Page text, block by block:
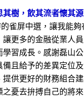
其樹，飲其流者懷其源
屏中選，讓我能夠
讓更多的金融從業人
學習成長。感謝磊山
備且給予的差異定位
提供更好的財務組合
之憂去拚搏自己的將